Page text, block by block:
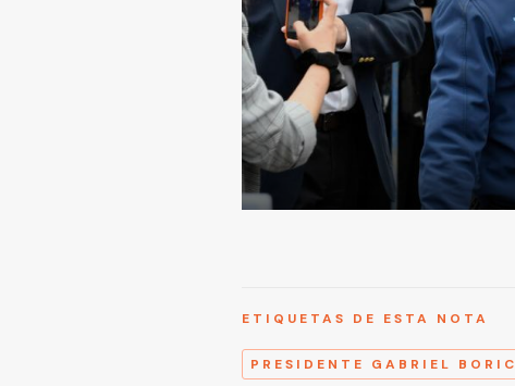
ETIQUETAS DE ESTA NOTA
PRESIDENTE GABRIEL BORIC